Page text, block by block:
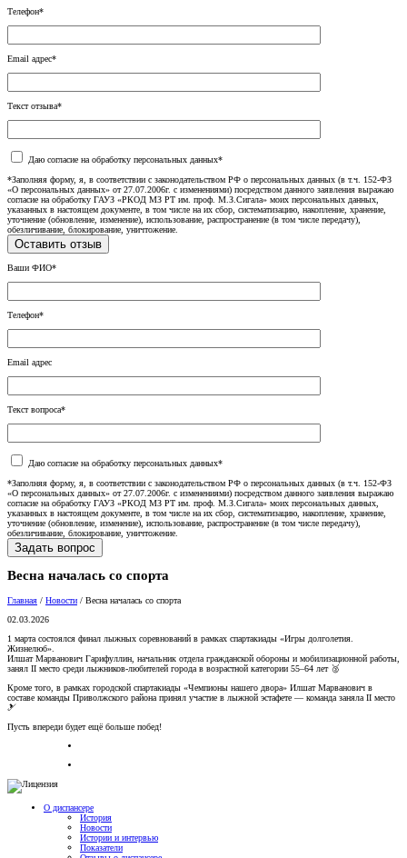
Телефон*
Email адрес*
Текст отзыва*
Даю согласие на обработку персональных данных*
*Заполняя форму, я, в соответствии с законодательством РФ о персональных данных (в т.ч. 152-ФЗ
«О персональных данных» от 27.07.2006г. с изменениями) посредством данного заявления выражаю
согласие на обработку ГАУЗ «РКОД МЗ РТ им. проф. М.З.Сигала» моих персональных данных,
указанных в настоящем документе, в том числе на их сбор, систематизацию, накопление, хранение,
уточнение (обновление, изменение), использование, распространение (в том числе передачу),
обезличивание, блокирование, уничтожение.
Ваши ФИО*
Телефон*
Email адрес
Текст вопроса*
Даю согласие на обработку персональных данных*
*Заполняя форму, я, в соответствии с законодательством РФ о персональных данных (в т.ч. 152-ФЗ
«О персональных данных» от 27.07.2006г. с изменениями) посредством данного заявления выражаю
согласие на обработку ГАУЗ «РКОД МЗ РТ им. проф. М.З.Сигала» моих персональных данных,
указанных в настоящем документе, в том числе на их сбор, систематизацию, накопление, хранение,
уточнение (обновление, изменение), использование, распространение (в том числе передачу),
обезличивание, блокирование, уничтожение.
Весна началась со спорта
Главная / Новости / Весна началась со спорта
02.03.2026
1 марта состоялся финал лыжных соревнований в рамках спартакиады «Игры долголетия.
Жизнелюб».
Илшат Марванович Гарифуллин, начальник отдела гражданской обороны и мобилизационной работы,
занял II место среди лыжников-любителей города в возрастной категории 55–64 лет 🥈
Кроме того, в рамках городской спартакиады «Чемпионы нашего двора» Илшат Марванович в
составе команды Приволжского района принял участие в лыжной эстафете — команда заняла II место
🎿
Пусть впереди будет ещё больше побед!
О диспансере
История
Новости
Истории и интервью
Показатели